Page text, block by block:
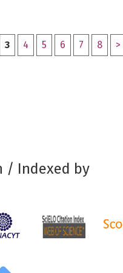
3 4 5 6 7 8 >
/ Indexed by